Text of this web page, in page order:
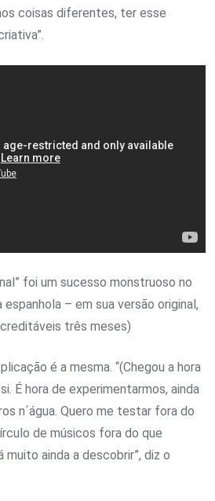
coisas diferentes, ter esse
foi um sucesso monstruoso no
espanhola – em sua versão original,
três meses)
é a mesma. “(Chegou a hora
É hora de experimentarmos, ainda
n´água. Quero me testar fora do
de músicos fora do que
ainda a descobrir”, diz o